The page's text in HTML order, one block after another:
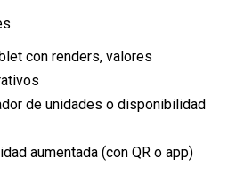
con renders, valores
de unidades o disponibilidad
aumentada (con QR o app)